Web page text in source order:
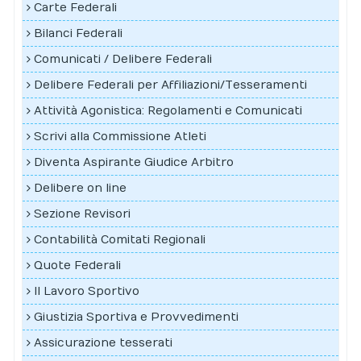
Carte Federali
Bilanci Federali
Comunicati / Delibere Federali
Delibere Federali per Affiliazioni/Tesseramenti
Attività Agonistica: Regolamenti e Comunicati
Scrivi alla Commissione Atleti
Diventa Aspirante Giudice Arbitro
Delibere on line
Sezione Revisori
Contabilità Comitati Regionali
Quote Federali
Il Lavoro Sportivo
Giustizia Sportiva e Provvedimenti
Assicurazione tesserati